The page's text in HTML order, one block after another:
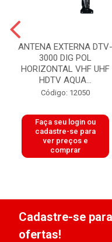
ANTENA EXTERNA DTV-
3000 DIG POL
HORIZONTAL VHF UHF
HDTV AQUA...
Código: 12050
Faça seu login ou
cadastre-se para
ver preços e
comprar
Cadastre-se
ofertas!